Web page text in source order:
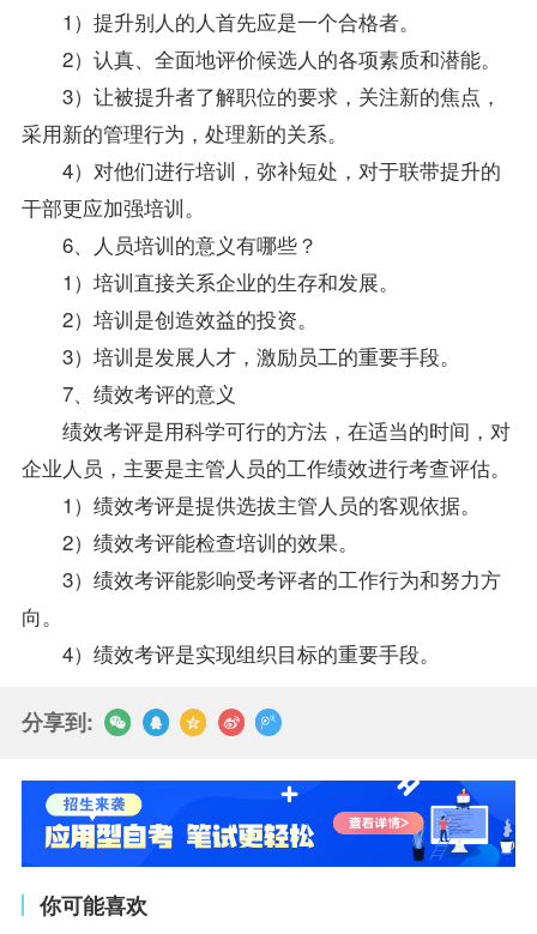
1）提升别人的人首先应是一个合格者。
2）认真、全面地评价候选人的各项素质和潜能。
3）让被提升者了解职位的要求，关注新的焦点，
采用新的管理行为，处理新的关系。
4）对他们进行培训，弥补短处，对于联带提升的
干部更应加强培训。
6、人员培训的意义有哪些？
1）培训直接关系企业的生存和发展。
2）培训是创造效益的投资。
3）培训是发展人才，激励员工的重要手段。
7、绩效考评的意义
绩效考评是用科学可行的方法，在适当的时间，对
企业人员，主要是主管人员的工作绩效进行考查评估。
1）绩效考评是提供选拔主管人员的客观依据。
2）绩效考评能检查培训的效果。
3）绩效考评能影响受考评者的工作行为和努力方
向。
4）绩效考评是实现组织目标的重要手段。
分享到:
你可能喜欢